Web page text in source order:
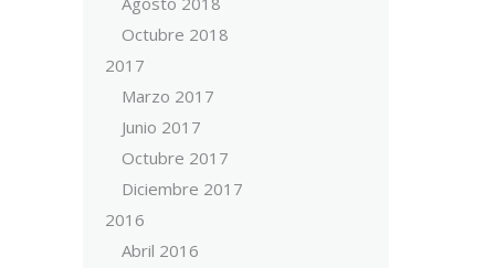
Octubre 2018
2017
Marzo 2017
Junio 2017
Octubre 2017
Diciembre 2017
2016
Abril 2016